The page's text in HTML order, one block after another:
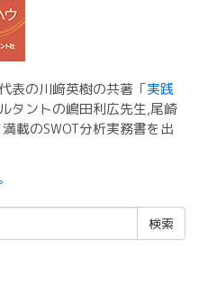
表の川﨑英樹の共著 「実践
タントの嶋田利広先生,尾崎
載のSWOT分析実務書を出